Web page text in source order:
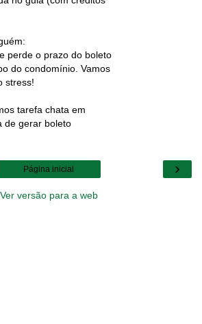
perde o prazo do boleto
do condomínio. Vamos
stress!
tarefa chata em
de gerar boleto
›
Página inicial
Ver versão para a web